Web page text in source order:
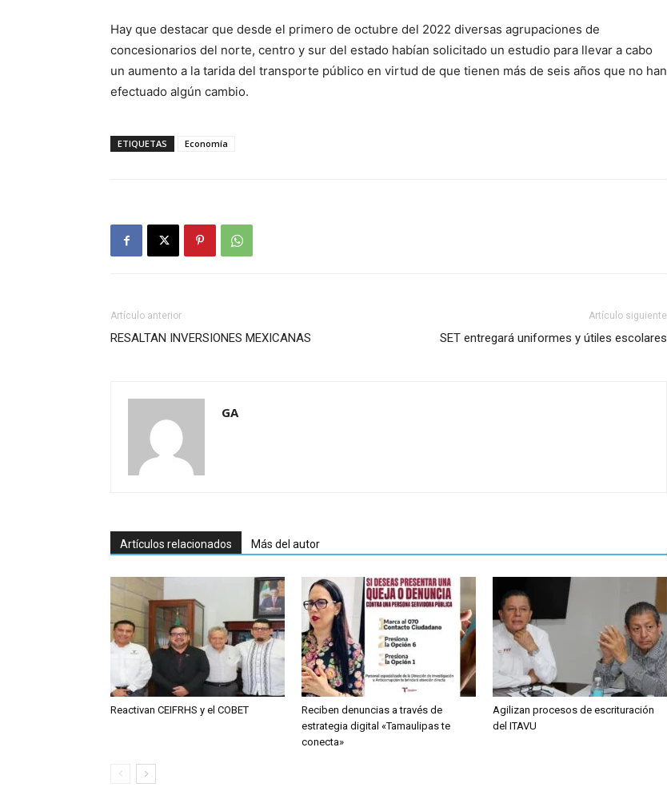
Hay que destacar que desde el primero de octubre del 2022 diversas agrupaciones de
concesionarios del norte, centro y sur del estado habían solicitado un estudio para llevar a cabo
un aumento a la tarida del transporte público en virtud de que tienen más de seis años que no han
efectuado algún cambio.
ETIQUETAS Economía
Artículo anterior
RESALTAN INVERSIONES MEXICANAS
Artículo siguiente
SET entregará uniformes y útiles escolares
GA
Artículos relacionados Más del autor
Reactivan CEIFRHS y el COBET
Reciben denuncias a través de
estrategia digital «Tamaulipas te
conecta»
Agilizan procesos de escrituración
del ITAVU